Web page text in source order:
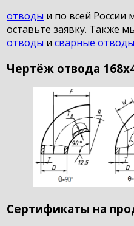
отводы и по всей России
оставьте заявку. Также
отводы исварные
Чертёж отвода
Сертификаты на